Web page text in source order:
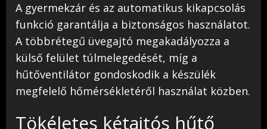
A gyermekzár és az automatikus kikapcsolás
funkció garantálja a biztonságos használatot.
A többrétegű üvegajtó megakadályozza a
külső felület túlmelegedését, míg a
hűtőventilátor gondoskodik a készülék
megfelelő hőmérsékletéről használat közben.
Tökéletes kétajtós hűtő